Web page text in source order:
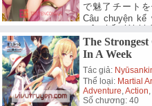
で魅了チート
Câu chuyện kể
một thế giới
Quyến rũ Tuyệt
The
In A Week
Tác giả:
Thể loại: Martial
Adventure ,Action
Số chương: 40